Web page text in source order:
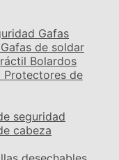
Gafas
Gafas de soldar
Bolardos
Protectores de
seguridad
cabeza